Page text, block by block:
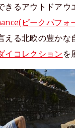
きるアウトドアウ
ピークパフォ
える北欧の豊かな
イコレクションを